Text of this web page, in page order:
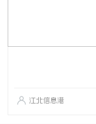
江北信息港